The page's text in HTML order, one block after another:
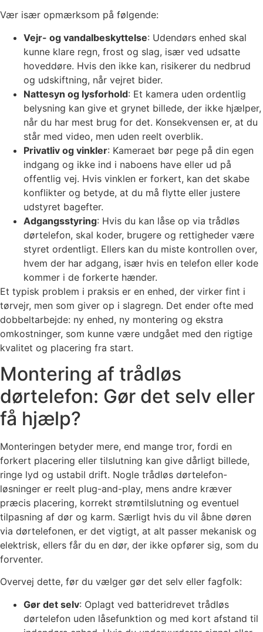
Vær især opmærksom på følgende:
Vejr- og vandalbeskyttelse: Udendørs enhed skal
kunne klare regn, frost og slag, især ved udsatte
hoveddøre. Hvis den ikke kan, risikerer du nedbrud
og udskiftning, når vejret bider.
Nattesyn og lysforhold: Et kamera uden ordentlig
belysning kan give et grynet billede, der ikke hjælper,
når du har mest brug for det. Konsekvensen er, at du
står med video, men uden reelt overblik.
Privatliv og vinkler: Kameraet bør pege på din egen
indgang og ikke ind i naboens have eller ud på
offentlig vej. Hvis vinklen er forkert, kan det skabe
konflikter og betyde, at du må flytte eller justere
udstyret bagefter.
Adgangsstyring: Hvis du kan låse op via trådløs
dørtelefon, skal koder, brugere og rettigheder være
styret ordentligt. Ellers kan du miste kontrollen over,
hvem der har adgang, især hvis en telefon eller kode
kommer i de forkerte hænder.
Et typisk problem i praksis er en enhed, der virker fint i
tørvejr, men som giver op i slagregn. Det ender ofte med
dobbeltarbejde: ny enhed, ny montering og ekstra
omkostninger, som kunne være undgået med den rigtige
kvalitet og placering fra start.
Montering af trådløs
dørtelefon: Gør det selv eller
få hjælp?
Monteringen betyder mere, end mange tror, fordi en
forkert placering eller tilslutning kan give dårligt billede,
ringe lyd og ustabil drift. Nogle trådløs dørtelefon-
løsninger er reelt plug-and-play, mens andre kræver
præcis placering, korrekt strømtilslutning og eventuel
tilpasning af dør og karm. Særligt hvis du vil åbne døren
via dørtelefonen, er det vigtigt, at alt passer mekanisk og
elektrisk, ellers får du en dør, der ikke opfører sig, som du
forventer.
Overvej dette, før du vælger gør det selv eller fagfolk:
Gør det selv: Oplagt ved batteridrevet trådløs
dørtelefon uden låsefunktion og med kort afstand til